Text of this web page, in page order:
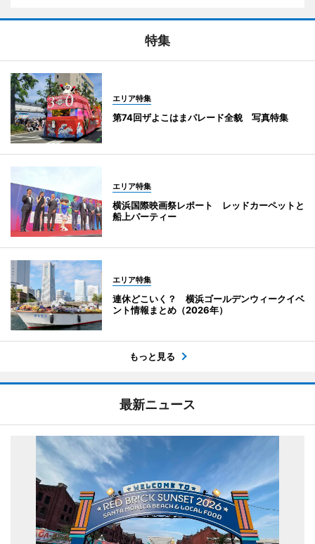
特集
エリア特集
第74回ザよこはまパレード全貌 写真特集
エリア特集
横浜国際映画祭レポート レッドカーペットと
船上パーティー
エリア特集
連休どこいく？ 横浜ゴールデンウィークイベ
ント情報まとめ（2026年）
もっと見る
最新ニュース